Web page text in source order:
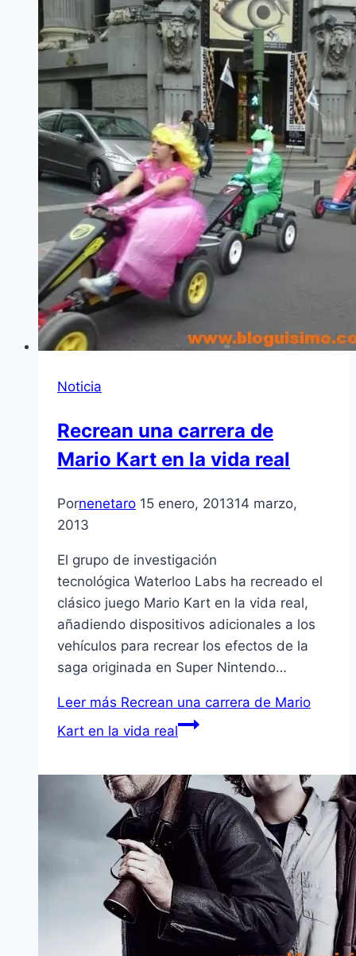
Noticia
Recrean una carrera de
Mario Kart en la vida real
Pornenetaro 15 enero, 201314 marzo,
2013
El grupo de investigación
tecnológica Waterloo Labs ha recreado el
clásico juego Mario Kart en la vida real,
añadiendo dispositivos adicionales a los
vehí­culos para recrear los efectos de la
saga originada en Super Nintendo…
Leer más Recrean una carrera de Mario
Kart en la vida real